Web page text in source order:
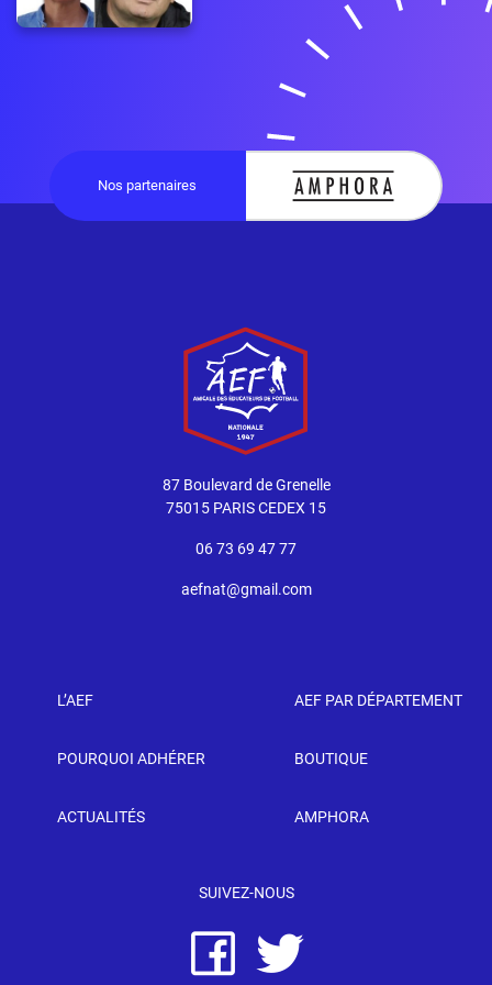
Nos partenaires
87 Boulevard de Grenelle
75015 PARIS CEDEX 15
06 73 69 47 77
aefnat@gmail.com
L’AEF
POURQUOI ADHÉRER
ACTUALITÉS
AEF PAR DÉPARTEMENT
BOUTIQUE
AMPHORA
SUIVEZ-NOUS